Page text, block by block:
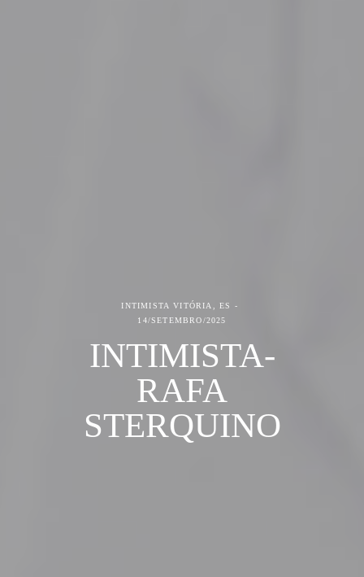
INTIMISTA VITÓRIA, ES
14/SETEMBRO/2025
INTIMISTA-
RAFA
STERQUINO